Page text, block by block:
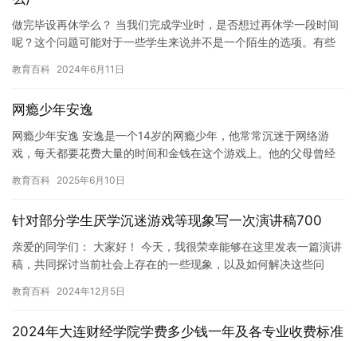
做完毕设再休学么？ 当我们完成学业时，是否想过再休学一段时间
呢？这个问题可能对于一些学生来说并不是一个陌生的选项。有些
入到…
教育百科 2024年6月11日
网瘾少年安逸
网瘾少年安逸 安逸是一个14岁的网瘾少年，他常常沉迷于网络游
戏，每天都要花费大量的时间和金钱在这个游戏上。他的父母曾经
他…
教育百科 2025年6月10日
针对部分学生厌学沉迷游戏等现象写一次演讲稿700
亲爱的同学们： 大家好！ 今天，我很荣幸能够在这里发表一篇演讲
稿，共同探讨当前社会上存在的一些现象，以及如何解决这些问
和…
教育百科 2024年12月5日
2024年大连财经学院学费多少钱一年及各专业收费标准